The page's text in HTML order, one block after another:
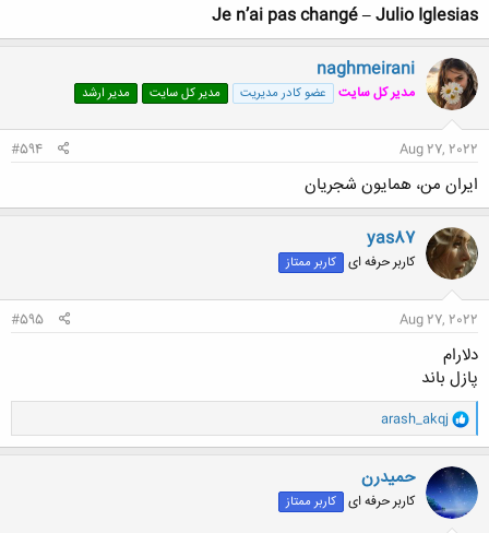
Je n’ai pas changé – Julio Iglesias
naghmeirani
مدیر کل سایت عضو کادر مدیریت مدیر کل سایت مدیر ارشد
Aug 27, 2022
#594
ایران من، همایون شجریان
yas87
کاربر حرفه ای کاربر ممتاز
Aug 27, 2022
#595
دلارام
پازل باند
و
ا
ک
ن
ش
ه
ا
arash_akqj
حميدرن
کاربر حرفه ای کاربر ممتاز